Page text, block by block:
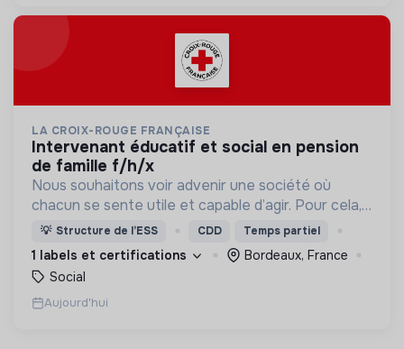
LA CROIX-ROUGE FRANÇAISE
intervenant éducatif et social en pension
de famille f/h/x
Nous souhaitons voir advenir une société où
chacun se sente utile et capable d’agir. Pour cela,
nous proposons des moyens et des lieux
d’engagement innovants et adaptés à tous.
💡 Structure de l’ESS CDD Temps partiel
1 labels et certifications
Bordeaux, France
Social
Aujourd'hui